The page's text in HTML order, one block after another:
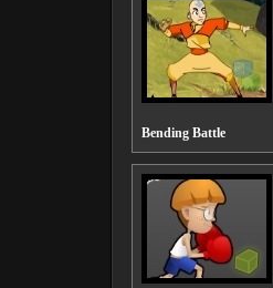
Bending Battle